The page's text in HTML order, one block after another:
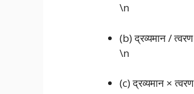
\n
(b) द्रव्यमान / त्वरण
\n
(c) द्रव्यमान × त्वरण